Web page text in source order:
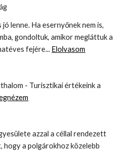
lenne. Ha esernyőnek nem is,
gondoltuk, amikor megláttuk a
fejére... Elolvasom
- Turisztikai értékeink a
azzal a céllal rendezett
hogy a polgárokhoz közelebb